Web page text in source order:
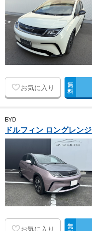
お気に入り 無
料
BYD
ドルフィン ロングレンジ
お気に入り 無